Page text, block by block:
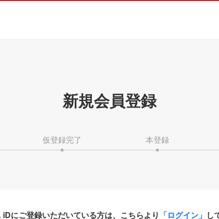
新規会員登録
仮登録完了 本登録
にご登録いただいている方は、こちらより 「ログイン」 し